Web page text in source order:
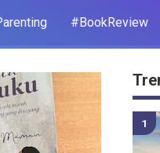
#BookReview